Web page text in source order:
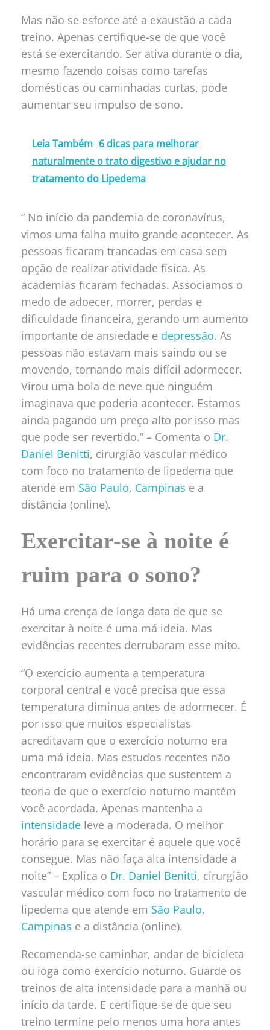
Mas não se esforce até a exaustão a cada
treino. Apenas certifique-se de que você
está se exercitando. Ser ativa durante o dia,
mesmo fazendo coisas como tarefas
domésticas ou caminhadas curtas, pode
aumentar seu impulso de sono.
Leia Também 6 dicas para melhorar
naturalmente o trato digestivo e ajudar no
tratamento do Lipedema
“ No início da pandemia de coronavírus,
vimos uma falha muito grande acontecer. As
pessoas ficaram trancadas em casa sem
opção de realizar atividade física. As
academias ficaram fechadas. Associamos o
medo de adoecer, morrer, perdas e
dificuldade financeira, gerando um aumento
importante de ansiedade e depressão. As
pessoas não estavam mais saindo ou se
movendo, tornando mais difícil adormecer.
Virou uma bola de neve que ninguém
imaginava que poderia acontecer. Estamos
ainda pagando um preço alto por isso mas
que pode ser revertido.” – Comenta o Dr.
Daniel Benitti, cirurgião vascular médico
com foco no tratamento de lipedema que
atende em São Paulo, Campinas e a
distância (online).
Exercitar-se à noite é
ruim para o sono?
Há uma crença de longa data de que se
exercitar à noite é uma má ideia. Mas
evidências recentes derrubaram esse mito.
“O exercício aumenta a temperatura
corporal central e você precisa que essa
temperatura diminua antes de adormecer. É
por isso que muitos especialistas
acreditavam que o exercício noturno era
uma má ideia. Mas estudos recentes não
encontraram evidências que sustentem a
teoria de que o exercício noturno mantém
você acordada. Apenas mantenha a
intensidade leve a moderada. O melhor
horário para se exercitar é aquele que você
consegue. Mas não faça alta intensidade a
noite” – Explica o Dr. Daniel Benitti, cirurgião
vascular médico com foco no tratamento de
lipedema que atende em São Paulo,
Campinas e a distância (online).
Recomenda-se caminhar, andar de bicicleta
ou ioga como exercício noturno. Guarde os
treinos de alta intensidade para a manhã ou
início da tarde. E certifique-se de que seu
treino termine pelo menos uma hora antes